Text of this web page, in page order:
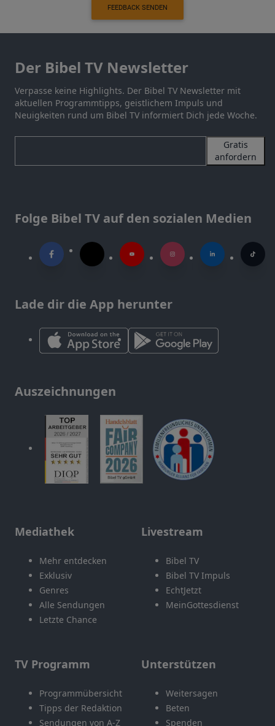
FEEDBACK SENDEN
Der Bibel TV Newsletter
Verpasse keine Highlights. Der Bibel TV Newsletter mit
aktuellen Programmtipps, geistlichem Impuls und
Neuigkeiten rund um Bibel TV informiert Dich jede Woche.
Gratis
anfordern
Folge Bibel TV auf den sozialen Medien
Lade dir die App herunter
Auszeichnungen
Mediathek
Mehr entdecken
Exklusiv
Genres
Alle Sendungen
Letzte Chance
Livestream
Bibel TV
Bibel TV Impuls
EchtJetzt
MeinGottesdienst
TV Programm
Programmübersicht
Tipps der Redaktion
Sendungen von A-Z
Unterstützen
Weitersagen
Beten
Spenden